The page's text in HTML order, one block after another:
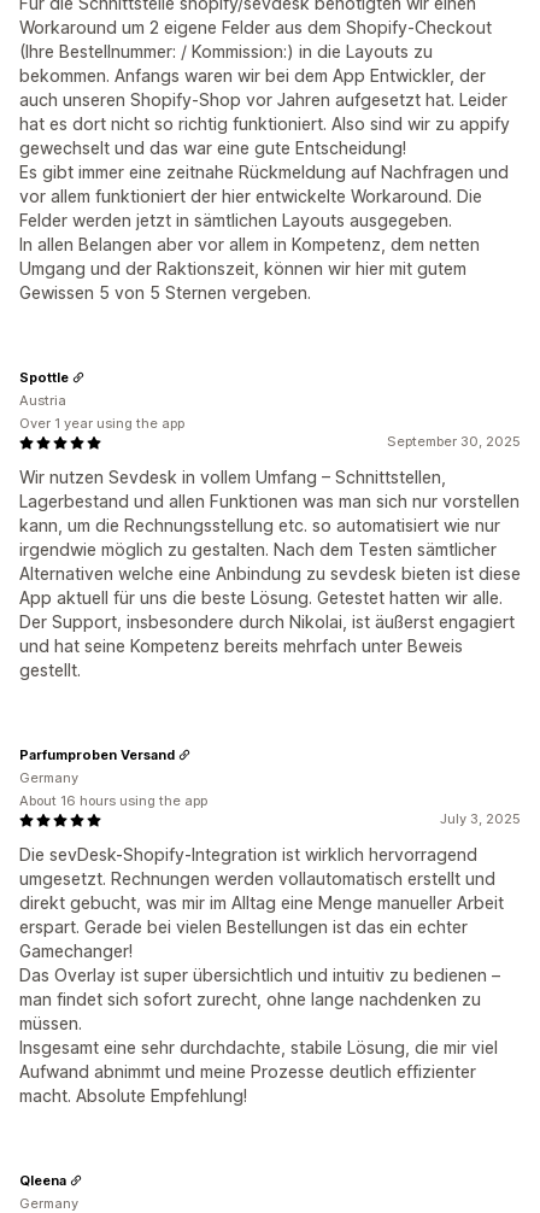
Workaround um 2 eigene Felder aus dem Shopify-Checkout
(Ihre Bestellnummer: / Kommission:) in die Layouts zu
bekommen. Anfangs waren wir bei dem App Entwickler, der
auch unseren Shopify-Shop vor Jahren aufgesetzt hat. Leider
hat es dort nicht so richtig funktioniert. Also sind wir zu appify
gewechselt und das war eine gute Entscheidung!
Es gibt immer eine zeitnahe Rückmeldung auf Nachfragen und
vor allem funktioniert der hier entwickelte Workaround. Die
Felder werden jetzt in sämtlichen Layouts ausgegeben.
In allen Belangen aber vor allem in Kompetenz, dem netten
Umgang und der Raktionszeit, können wir hier mit gutem
Gewissen 5 von 5 Sternen vergeben.
September 30, 2025
Wir nutzen Sevdesk in vollem Umfang – Schnittstellen,
Lagerbestand und allen Funktionen was man sich nur vorstellen
kann, um die Rechnungsstellung etc. so automatisiert wie nur
irgendwie möglich zu gestalten. Nach dem Testen sämtlicher
Alternativen welche eine Anbindung zu sevdesk bieten ist diese
App aktuell für uns die beste Lösung. Getestet hatten wir alle.
Der Support, insbesondere durch Nikolai, ist äußerst engagiert
und hat seine Kompetenz bereits mehrfach unter Beweis
gestellt.
Spottle
Austria
Over 1 year using the app
July 3, 2025
Die sevDesk-Shopify-Integration ist wirklich hervorragend
umgesetzt. Rechnungen werden vollautomatisch erstellt und
direkt gebucht, was mir im Alltag eine Menge manueller Arbeit
erspart. Gerade bei vielen Bestellungen ist das ein echter
Gamechanger!
Das Overlay ist super übersichtlich und intuitiv zu bedienen –
man findet sich sofort zurecht, ohne lange nachdenken zu
müssen.
Insgesamt eine sehr durchdachte, stabile Lösung, die mir viel
Aufwand abnimmt und meine Prozesse deutlich effizienter
macht. Absolute Empfehlung!
Parfumproben Versand
Germany
About 16 hours using the app
Qleena
Germany